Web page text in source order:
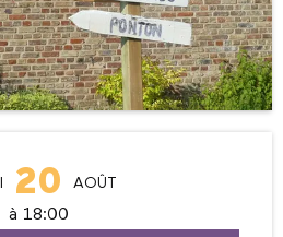
20 AOÛT
à 18:00